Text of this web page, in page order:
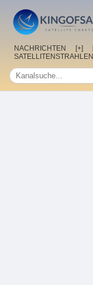
NACHRICHTEN [+]
SATELLITENSTRAHLEN